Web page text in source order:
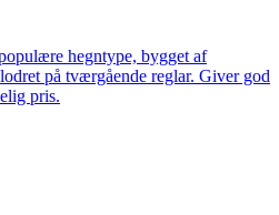
hegntype, bygget af
på tværgående reglar. Giver god
pris.